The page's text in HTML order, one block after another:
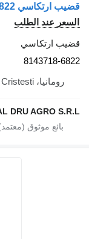
السعر عند الطلب
قضيب ارتكاسي
8143718-6822
رومانيا، Cristesti
DRU AGRO S.R.L.